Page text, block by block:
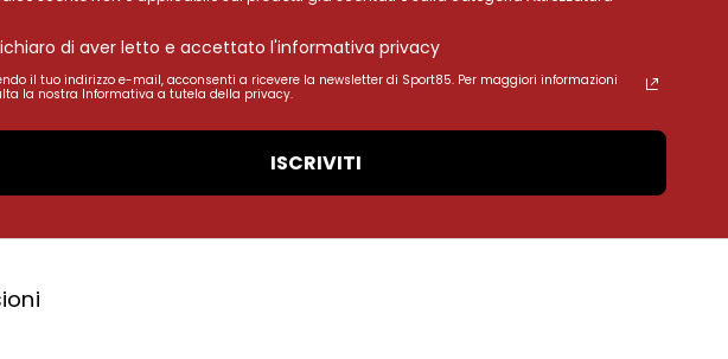
di aver letto e accettato l'informativa privacy
il tuo indirizzo e-mail, acconsenti a ricevere la newsletter di Sport85. Per maggiori informazioni
la nostra Informativa a tutela della privacy.
ISCRIVITI